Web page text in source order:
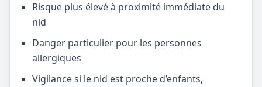
Risque plus élevé à proximité immédiate du
nid
Danger particulier pour les personnes
allergiques
Vigilance si le nid est proche d’enfants,